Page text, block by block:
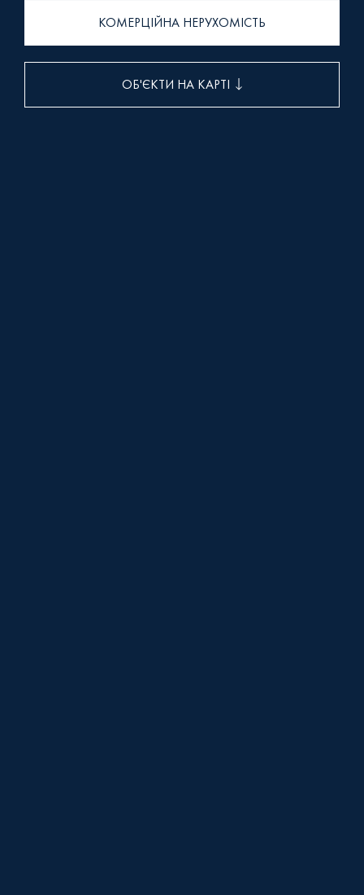
+38 (0472) 540 264
КОМЕРЦІЙНА НЕРУХОМІСТЬ
ОБ'ЄКТИ НА КАРТІ